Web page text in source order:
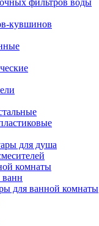
фильтров воды
кувшинов
для душа
комнаты
для ванной комнаты